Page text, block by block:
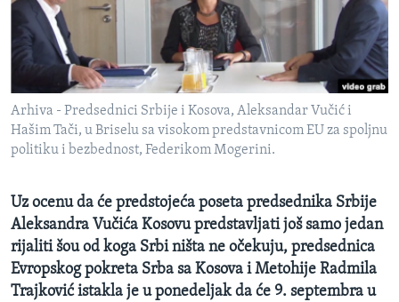
SPORT
INTERVJU
Arhiva - Predsednici Srbije i Kosova, Aleksandar Vučić i
Hašim Tači, u Briselu sa visokom predstavnicom EU za spoljnu
politiku i bezbednost, Federikom Mogerini.
Uz ocenu da će predstojeća poseta predsednika Srbije
Aleksandra Vučića Kosovu predstavljati još samo jedan
rijaliti šou od koga Srbi ništa ne očekuju, predsednica
Evropskog pokreta Srba sa Kosova i Metohije Radmila
Trajković istakla je u ponedeljak da će 9. septembra u